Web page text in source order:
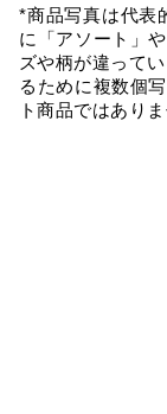
*商品写真は代表
に「アソート」
ズや柄が違って
るために複数個
ト商品ではありま